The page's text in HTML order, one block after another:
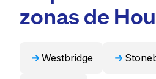
puede encargarse de
profesional y
zonas de
Westbridge